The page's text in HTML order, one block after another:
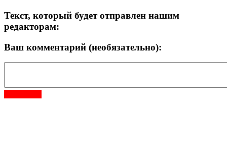
Текст, который будет отправлен нашим
редакторам:
Ваш комментарий (необязательно):